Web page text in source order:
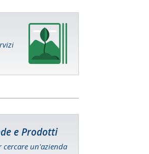
e Prodotti
cercare un'azienda